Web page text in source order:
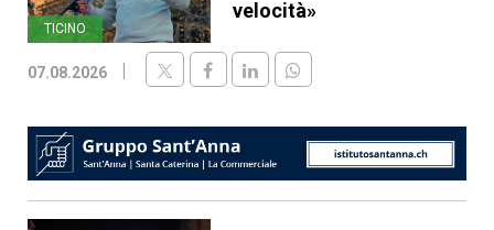
TICINO
velocità»
07.08.2026